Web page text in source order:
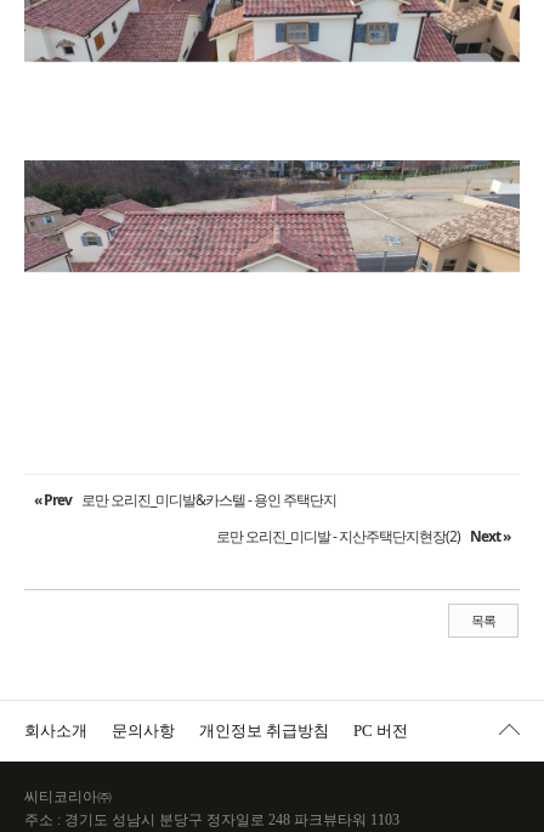
« Prev 로만 오리진_미디발&카스텔 - 용인 주택단지
로만 오리진_미디발 - 지산주택단지현장(2) Next »
목록
회사소개 문의사항 개인정보 취급방침 PC 버전
씨티코리아㈜
주소 : 경기도 성남시 분당구 정자일로 248 파크뷰타워 1103